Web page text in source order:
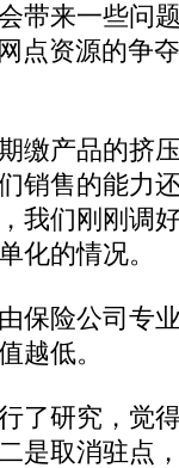
带来一些问
点资源的争
产品的挤
销售的能力
我们刚刚调
化的情况。
险公司专
越低。
研究，觉
是取消驻点